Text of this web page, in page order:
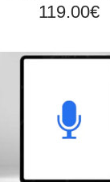
119.00€